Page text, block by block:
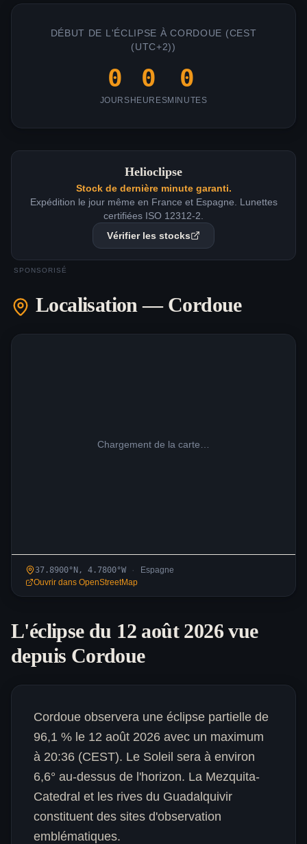
DÉBUT DE L'ÉCLIPSE ÀCORDOUE (CEST
(UTC+2))
0
JOURS
0
HEURES
0
MINUTES
Helioclipse
Stock de dernière minute garanti.
Expédition le jour même en France et Espagne. Lunettes
certifiées ISO 12312-2.
Vérifier les stocks
SPONSORISÉ
Localisation — Cordoue
Chargement de la carte…
37.8900°N, 4.7800°W ·
Espagne
Ouvrir dans OpenStreetMap
L'éclipse du 12 août 2026 vue
depuis Cordoue
Cordoue observera une éclipse partielle de
96,1 % le 12 août 2026 avec un maximum
à 20:36 (CEST). Le Soleil sera à environ
6,6° au-dessus de l'horizon. La Mezquita-
Catedral et les rives du Guadalquivir
constituent des sites d'observation
emblématiques.